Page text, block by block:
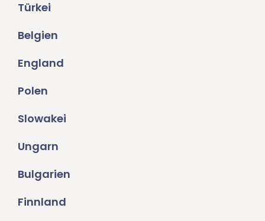
Türkei
Belgien
England
Polen
Slowakei
Ungarn
Bulgarien
Finnland